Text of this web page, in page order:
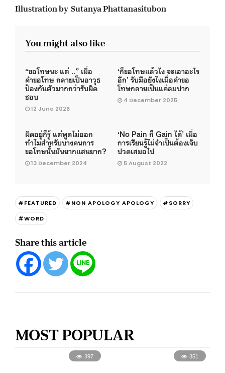
Illustration by Sutanya Phattanasitubon
You might also like
“ขอโทษนะ แต่ ..” เมื่อ
คำขอโทษ กลายเป็นอาวุธ
ป้องกันตัวมากกว่ารับผิด
ชอบ
12 June 2026
‘ก็ขอโทษแล้วไง จะเอาอะไร
อีก’ รับมือยังไงเมื่อคำขอ
โทษกลายเป็นแค่ลมปาก
4 December 2025
ผิดอยู่ก็รู้ แต่พูดไม่ออก
ทำไมสำหรับบางคนการ
ขอโทษนั้นมันยากแสนยาก?
13 December 2024
‘No Pain ก็ Gain ได้’ เมื่อ
การเรียนรู้ไม่จำเป็นต้องเจ็บ
ปวดเสมอไป
5 August 2022
#FEATURED #NON APOLOGY APOLOGY
#SORRY
#WORD
Share this article
MOST POPULAR
397 351